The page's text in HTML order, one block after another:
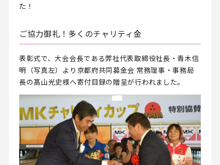
た！
ご協力御礼！多くのチャリティ金
表彰式で、大会会長である弊社代表取締役社長・青木信
明（写真左）より京都府共同募金会 常務理事・事務局
長の髙山光史様へ寄付目録の贈呈が行われました。